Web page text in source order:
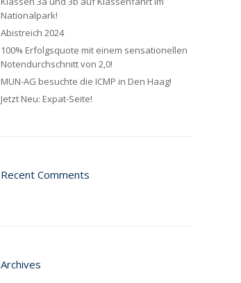
Nationalpark!
Abistreich 2024
100% Erfolgsquote mit einem sensationellen
Notendurchschnitt von 2,0!
MUN-AG besuchte die ICMP in Den Haag!
Jetzt Neu: Expat-Seite!
Recent Comments
Archives